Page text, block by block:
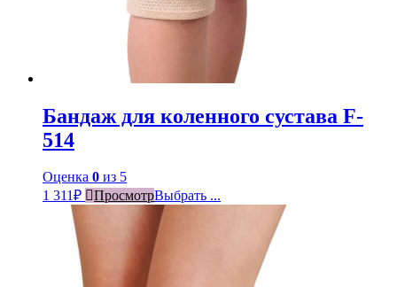
Бандаж для коленного сустава F-
514
Оценка 0 из 5
1 311₽ ПросмотрВыбрать ...